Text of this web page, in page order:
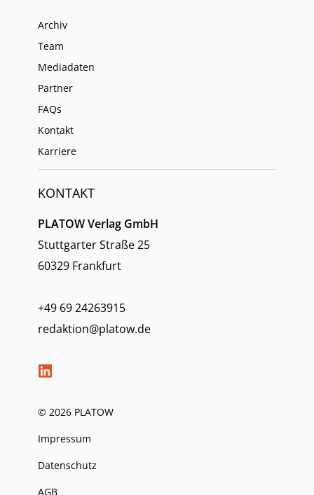
Archiv
Team
Mediadaten
Partner
FAQs
Kontakt
Karriere
KONTAKT
PLATOW Verlag GmbH
Stuttgarter Straße 25
60329 Frankfurt
+49 69 24263915
redaktion@platow.de
© 2026 PLATOW
Impressum
Datenschutz
AGB